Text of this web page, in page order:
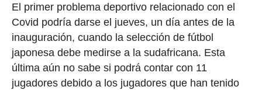
El primer problema deportivo relacionado con el
Covid podría darse el jueves, un día antes de la
inauguración, cuando la selección de fútbol
japonesa debe medirse a la sudafricana. Esta
última aún no sabe si podrá contar con 11
jugadores debido a los jugadores que han tenido